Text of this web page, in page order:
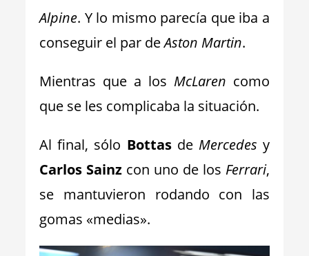
Alpine. Y lo mismo parecía que iba a
conseguir el par deAston Martin.
Mientras que a los McLaren como
que se les complicaba la situación.
Al final, sólo Bottasde Mercedes y
Carlos Sainz con uno de los Ferrari,
se mantuvieron rodando con las
gomas «medias».